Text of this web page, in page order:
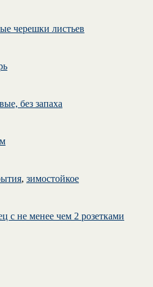
черешки листьев
без запаха
, зимостойкое
с не менее чем 2 розетками